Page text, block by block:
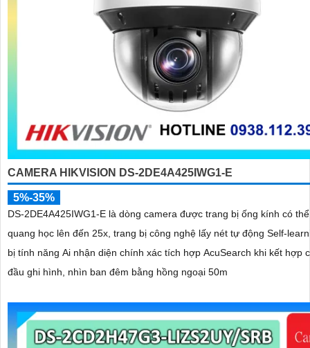
CAMERA HIKVISION DS-2DE4A425IWG1-E
5%-35%
DS-2DE4A425IWG1-E là dòng camera được trang bị ống kính có
quang học lên đến 25x, trang bị công nghệ lấy nét tự động Self-
bị tính năng Ai nhận diện chính xác tích hợp AcuSearch khi kết hợp
đầu ghi hình, nhìn ban đêm bằng hồng ngoại 50m